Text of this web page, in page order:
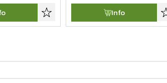
Lägg till i favoriter Info